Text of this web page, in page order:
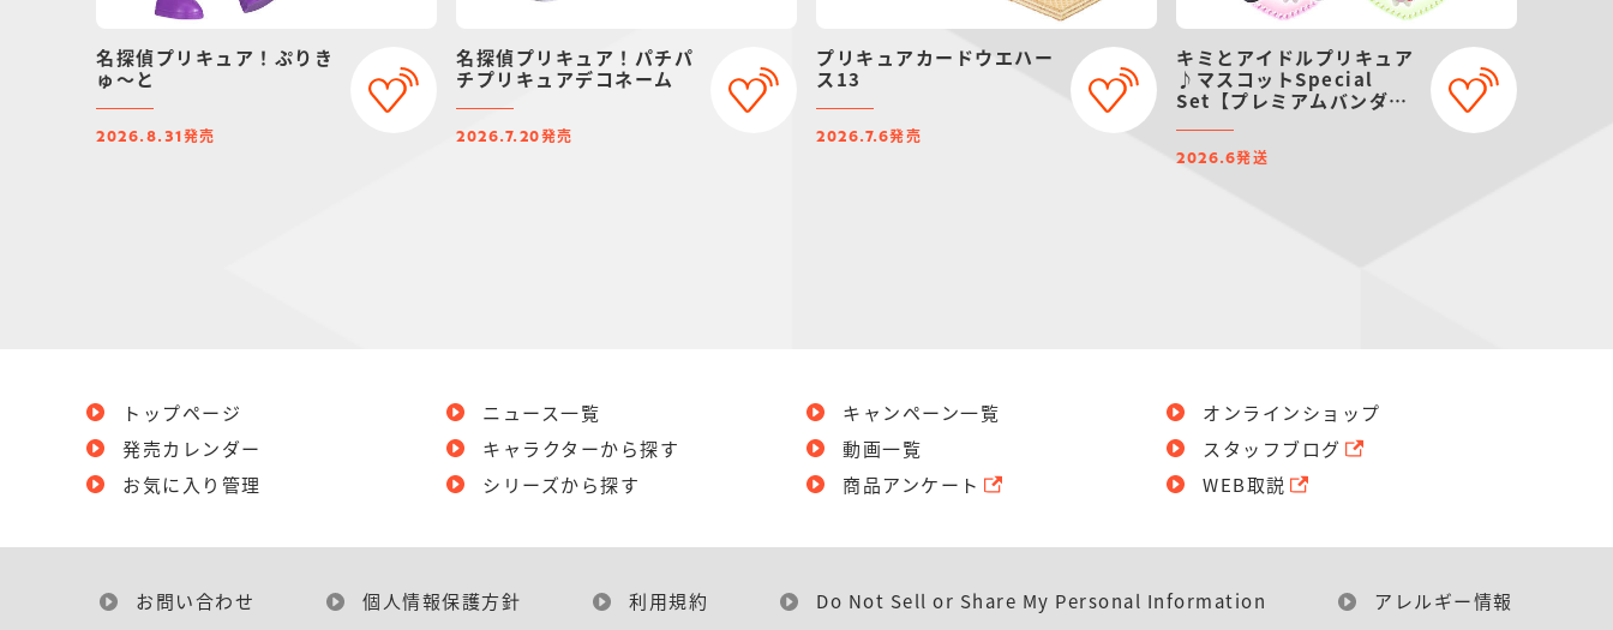
名探偵プリキュア！ぷりき
ゅ～と
2026.8.31 発売
名探偵プリキュア！パチパ
チプリキュアデコネーム
2026.7.20発売
プリキュアカードウエハー
ス13
2026.7.6発売
キミとアイドルプリキュア
♪マスコットSpecial
Set【プレミアムバンダイ
2026.6発送
トップページ
発売カレンダー
お気に入り管理
ニュース一覧
キャラクターから探す
シリーズから探す
キャンペーン一覧
動画一覧
商品アンケート
オンラインショップ
スタッフブログ
WEB取説
お問い合わせ 個人情報保護方針 利用規約 Do Not Sell or Share My Personal Information アレルギー情報